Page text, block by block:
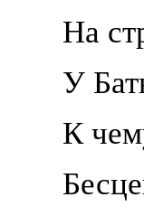
На
У
К